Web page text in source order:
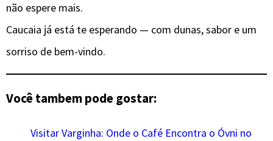
não espere mais.
Caucaia já está te esperando — com dunas, sabor e um
sorriso de bem-vindo.
Você tambem pode gostar:
Visitar Varginha: Onde o Café Encontra o Óvni no